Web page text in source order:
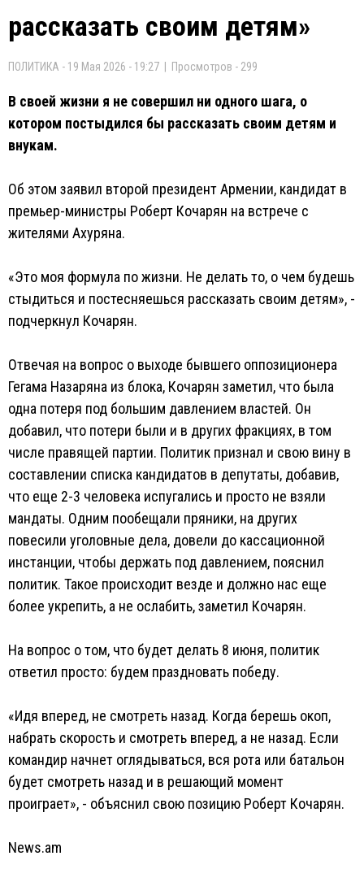
рассказать своим детям»
ПОЛИТИКА - 19 Мая 2026 - 19:27 | Просмотров - 299
В своей жизни я не совершил ни одного шага, о
котором постыдился бы рассказать своим детям и
внукам.
Об этом заявил второй президент Армении, кандидат в
премьер-министры Роберт Кочарян на встрече с
жителями Ахуряна.
«Это моя формула по жизни. Не делать то, о чем будешь
стыдиться и постесняешься рассказать своим детям», -
подчеркнул Кочарян.
Отвечая на вопрос о выходе бывшего оппозиционера
Гегама Назаряна из блока, Кочарян заметил, что была
одна потеря под большим давлением властей. Он
добавил, что потери были и в других фракциях, в том
числе правящей партии. Политик признал и свою вину в
составлении списка кандидатов в депутаты, добавив,
что еще 2-3 человека испугались и просто не взяли
мандаты. Одним пообещали пряники, на других
повесили уголовные дела, довели до кассационной
инстанции, чтобы держать под давлением, пояснил
политик. Такое происходит везде и должно нас еще
более укрепить, а не ослабить, заметил Кочарян.
На вопрос о том, что будет делать 8 июня, политик
ответил просто: будем праздновать победу.
«Идя вперед, не смотреть назад. Когда берешь окоп,
набрать скорость и смотреть вперед, а не назад. Если
командир начнет оглядываться, вся рота или батальон
будет смотреть назад и в решающий момент
проиграет», - объяснил свою позицию Роберт Кочарян.
News.am